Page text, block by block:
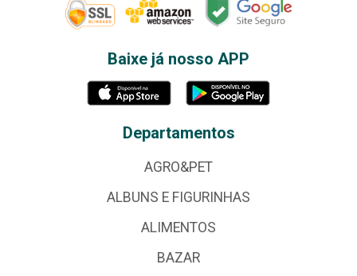
Baixe já nosso APP
Departamentos
AGRO&PET
ALBUNS E FIGURINHAS
ALIMENTOS
BAZAR